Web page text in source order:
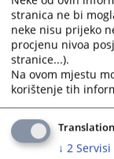
stranica ne bi
neke nisu prijeko
procjenu nivoa
stranice...).
Na ovom mjestu
korištenje tih
Translation
↓ 2